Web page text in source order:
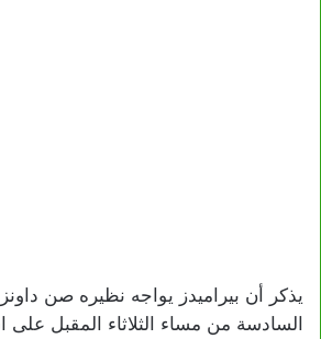
يذكر أن بيراميدز يواجه نظيره صن
السادسة من مساء الثلاثاء المقبل على